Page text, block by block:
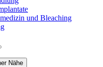
und Bleaching
Nähe